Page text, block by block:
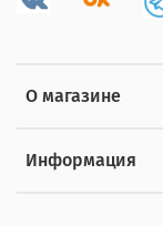
О магазине
Информация